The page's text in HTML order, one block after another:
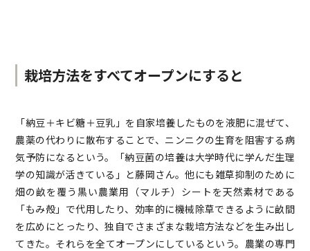
栽培方法をすべてオープンにすると
「納豆＋キビ糖＋豆乳」を自家培養したものを液肥に混ぜて、
農薬の代わりに散布することで、ニンニクの生育を阻害する病
気予防になるという。「納豆菌の培養は大学時代に学んだ生理
学の知識が活きている」と藤岡さん。他にも雑草抑制のために
畑の畝を覆う黒い農業用（マルチ）シートを天然素材である
「もみ殻」で代用したり、効率的に機械除草できるように畝間
を広めにとったり、独自でさまざまな栽培方法などを生み出し
てきた。それらを全てオープンにしているという。農業の専門